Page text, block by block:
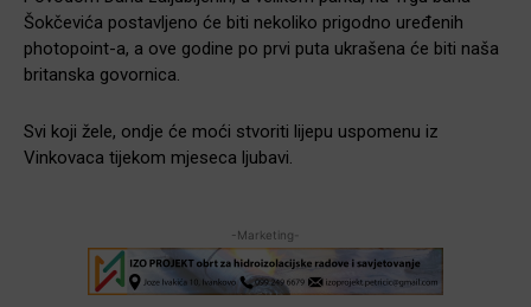
Šokčevića postavljeno će biti nekoliko prigodno uređenih
photopoint-a, a ove godine po prvi puta ukrašena će biti naša
britanska govornica.
Svi koji žele, ondje će moći stvoriti lijepu uspomenu iz
Vinkovaca tijekom mjeseca ljubavi.
-Marketing-